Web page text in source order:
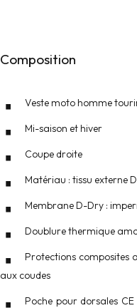
Composition
Veste moto homme
Mi-saison et hiver
Coupe droite
Matériau : tissu externe
Membrane D-Dry :
Doublure thermique
Protections composites
aux coudes
Poche pour dorsales